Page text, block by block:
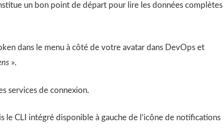
un bon point de départ pour lire les données complètes
dans le menu à côté de votre avatar dans DevOps et
».
services de connexion.
le CLI intégré disponible à gauche de l’icône de notifications